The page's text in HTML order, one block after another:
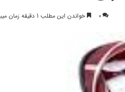
0 خواندن این مطلب 1 دقیقه زمان میبرد